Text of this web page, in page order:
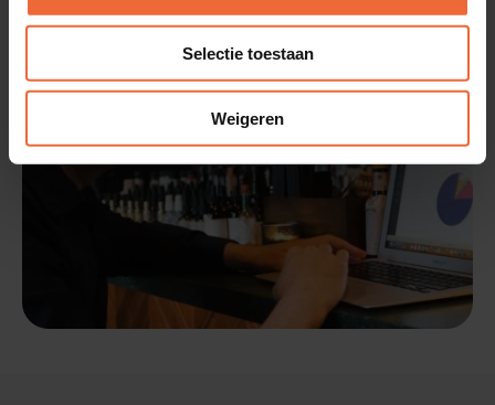
Selectie toestaan
Weigeren